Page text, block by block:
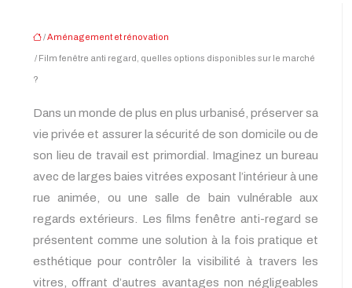
/Aménagement et rénovation
/ Film fenêtre anti regard, quelles options disponibles sur le marché
?
Dans un monde de plus en plus urbanisé, préserver sa
vie privée et assurer la sécurité de son domicile ou de
son lieu de travail est primordial. Imaginez un bureau
avec de larges baies vitrées exposant l’intérieur à une
rue animée, ou une salle de bain vulnérable aux
regards extérieurs. Les films fenêtre anti-regard se
présentent comme une solution à la fois pratique et
esthétique pour contrôler la visibilité à travers les
vitres, offrant d’autres avantages non négligeables